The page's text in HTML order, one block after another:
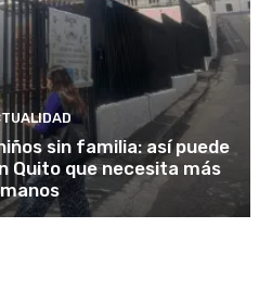
sin familia: así puede
Quito que necesita más
manos